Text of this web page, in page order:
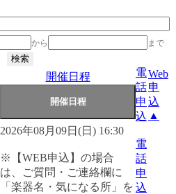
から まで
開催日程
電
話
申
込
Web
申
込
▲
2026年08月09日(日) 16:30
※【WEB申込】の場合
は、ご質問・ご連絡欄に
「楽器名・気になる所」を
電
話
申
込